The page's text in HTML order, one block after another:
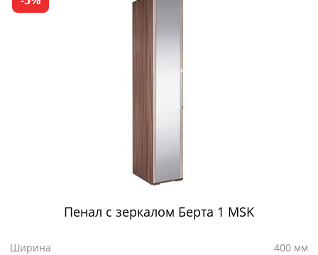
Пенал с зеркалом Берта 1 MSK
Ширина
400 мм